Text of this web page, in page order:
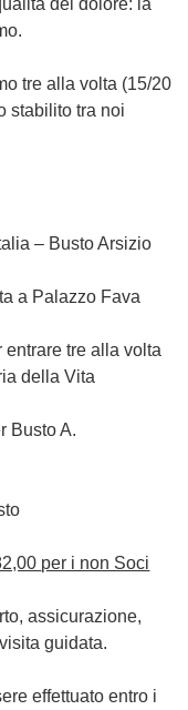
del dolore: la
tre alla volta (15/20
stabilito tra noi
– Busto Arsizio
a Palazzo Fava
entrare tre alla volta
della Vita
Busto A.
per i non Soci
assicurazione,
guidata.
effettuato entro i